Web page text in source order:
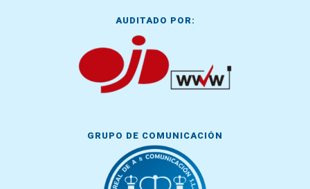
AUDITADO POR:
GRUPO DE COMUNICACIÓN